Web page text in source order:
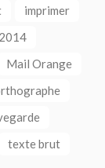
imprimer
Mail Orange
texte brut